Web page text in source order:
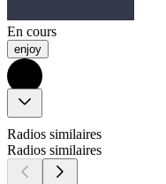
En cours
enjoy
Radios similaires
Radios similaires